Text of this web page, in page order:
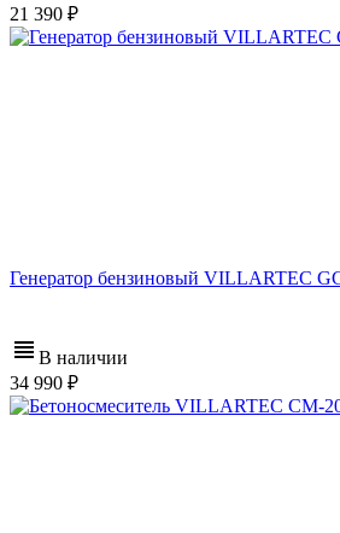
21 390
Генератор бензиновый VILLARTEC
В наличии
34 990